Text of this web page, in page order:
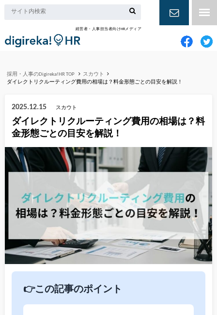
経営者・人事担当者向けHRメディア
お問い合
採用・人事のDigireka!HR TOP
スカウト
ダイレクトリクルーティング費用の相場は？料金形態ごとの目安を解説！
2025.12.15 スカウト
ダイレクトリクルーティング費用の相場は？料
金形態ごとの目安を解説！
👉この記事のポイント